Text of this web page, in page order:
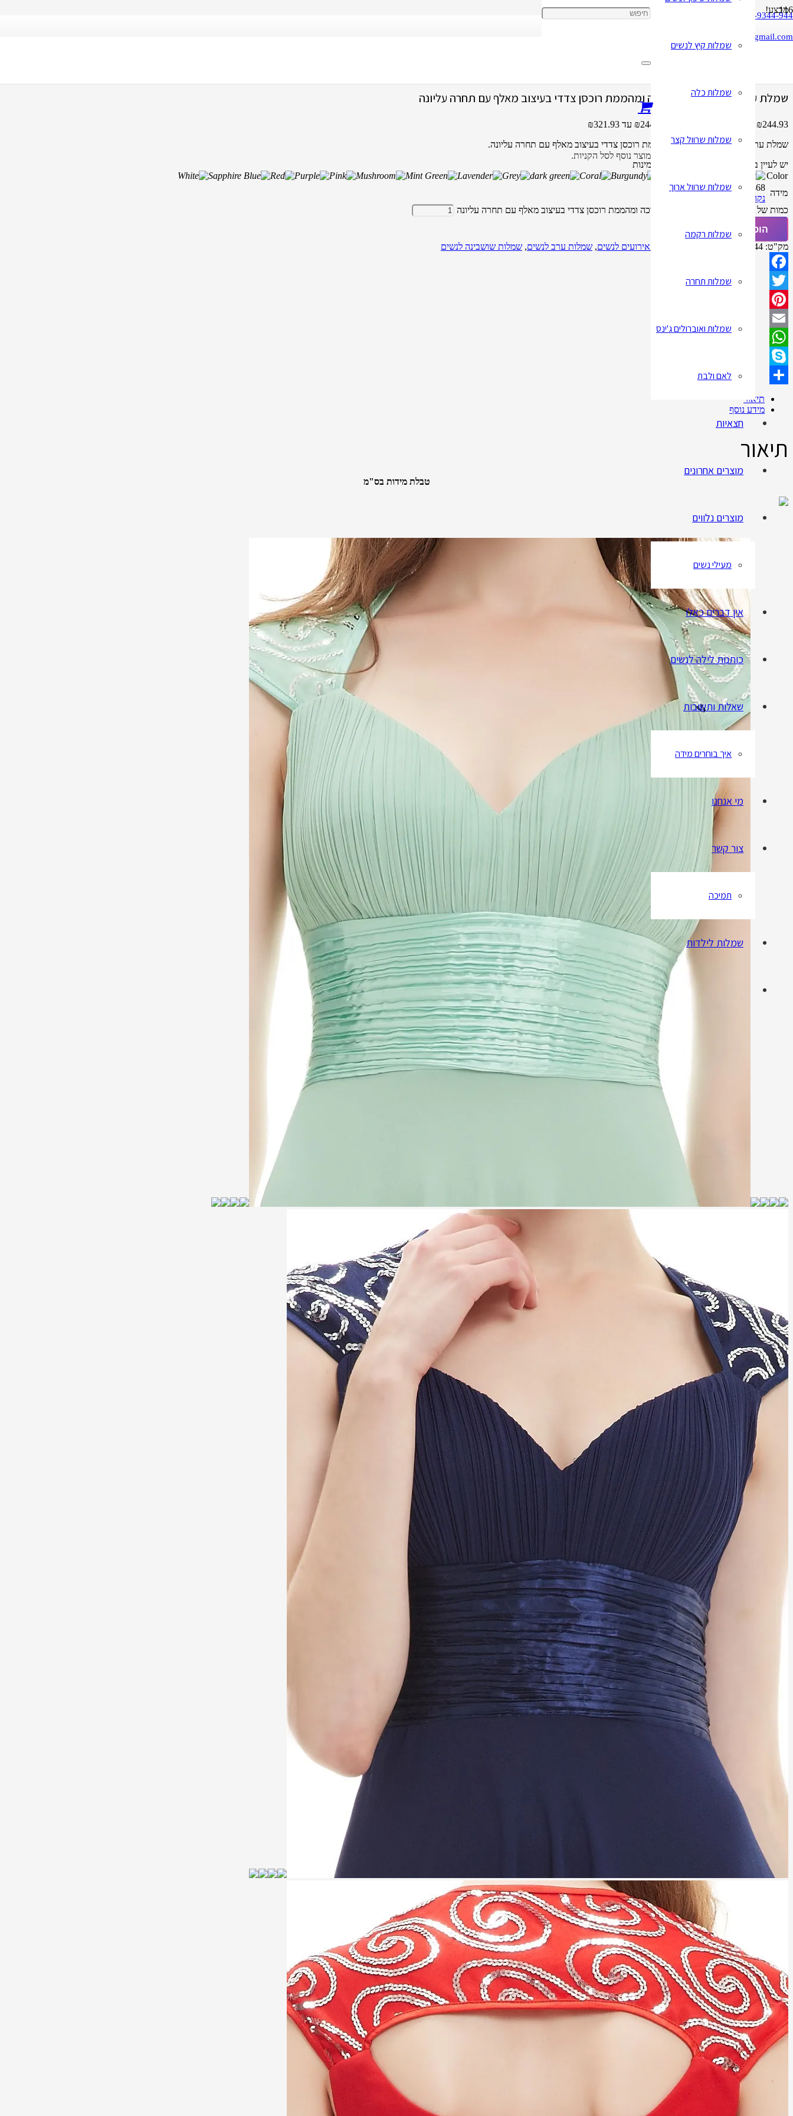
050-9344-944
cbay1818@gmail.com
שמלות קיץ לנשים
שמלות כלה
שמלות שרוול קצר
שמלות שרוול ארוך
שמלות רקמה
שמלות תחרה
שמלות ואוברולים ג'ינס
לאם ולבת
חצאיות
מוצרים אחרונים
מוצרים נלווים
מעילי נשים
אין דברים כאלו
כותנות לילה לנשים
שאלות ותשובות
איך בוחרים מידה
מי אנחנו
צור קשר
תמיכה
שמלות לילדות
מוצר נוסף לסל הקניות.
מבצע!
שמלת ערב לנשים משיפון ארוכה ומהממת רוכסן צדדי בעיצוב מאלף עם תחרה עליונה
₪244.93
שמלת ערב לנשים משיפון ארוכה ומהממת רוכסן צדדי בעיצוב מאלף עם תחרה עליונה.
יש לעיין בטבלת המידות לפני שאתם מזמינות
Color
מידה
1012 1416 468
נקה
כמות של שמלת ערב לנשים משיפון ארוכה ומהממת רוכסן צדדי בעיצוב מאלף עם תחרה עליונה
הוספה לסל
מק"ט: 1575746944 שמלות אירועים לנשים, שמלות ערב לנשים, שמלות שושבינה לנשים
Facebook
Twitter
Pinterest
Email
WhatsApp
Skype
תיאור
מידע נוסף
תיאור
טבלת מידות בס"מ